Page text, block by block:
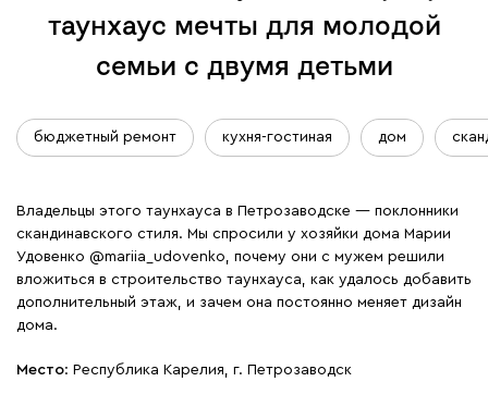
таунхаус мечты для молодой
семьи с двумя детьми
бюджетный ремонт кухня-гостиная дом
Владельцы этого таунхауса в Петрозаводске — поклонники
скандинавского стиля. Мы спросили у хозяйки дома Марии
Удовенко @mariia_udovenko, почему они с мужем решили
вложиться в строительство таунхауса, как удалось добавить
дополнительный этаж, и зачем она постоянно меняет дизайн
дома.
Место: Республика Карелия, г. Петрозаводск